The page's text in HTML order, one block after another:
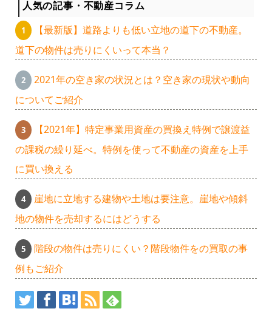
人気の記事・不動産コラム
【最新版】道路よりも低い立地の道下の不動産。
道下の物件は売りにくいって本当？
2021年の空き家の状況とは？空き家の現状や動向
についてご紹介
【2021年】特定事業用資産の買換え特例で譲渡益
の課税の繰り延べ。特例を使って不動産の資産を上手
に買い換える
崖地に立地する建物や土地は要注意。崖地や傾斜
地の物件を売却するにはどうする
階段の物件は売りにくい？階段物件をの買取の事
例もご紹介